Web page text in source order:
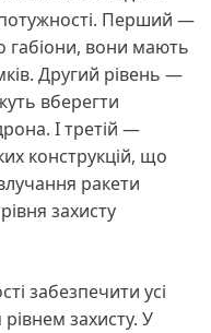
потужності. Перший —
габіони, вони мають
Другий рівень —
вберегти
І третій —
конструкцій, що
ракети
захисту
забезпечити усі
захисту. У